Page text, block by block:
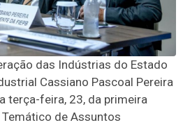
das Indústrias do Estado
Cassiano Pascoal Pereira
terça-feira, 23, da primeira
de Assuntos